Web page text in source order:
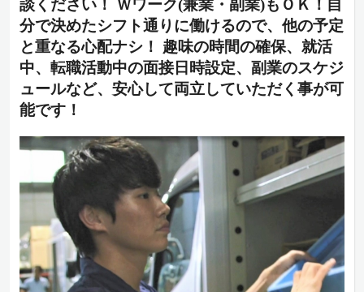
談ください！ Ｗワーク(兼業・副業)もＯＫ！自
分で決めたシフト通りに働けるので、他の予定
と重なる心配ナシ！ 趣味の時間の確保、就活
中、転職活動中の面接日時設定、副業のスケジ
ュールなど、安心して両立していただく事が可
能です！